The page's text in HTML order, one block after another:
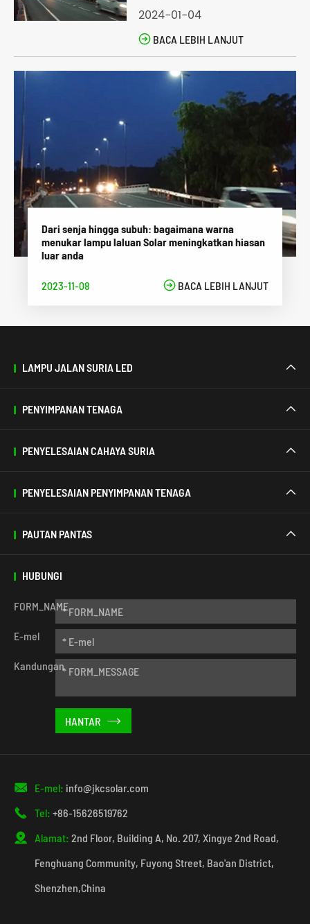
2024-01-04
BACA LEBIH LANJUT
Dari senja hingga subuh: bagaimana warna
menukar lampu laluan Solar meningkatkan hiasan
luar anda
2023-11-08  BACA LEBIH LANJUT
LAMPU JALAN SURIA LED 
PENYIMPANAN TENAGA 
PENYELESAIAN CAHAYA SURIA 
PENYELESAIAN PENYIMPANAN TENAGA 
PAUTAN PANTAS 
HUBUNGI
FORM_NAME
E-mel
Kandungan

 E-mel: info@jkcsolar.com
 Tel: +86-15626519762
 Alamat: 2nd Floor, Building A, No. 207, Xingye 2nd Road,
Fenghuang Community, Fuyong Street, Bao'an District,
Shenzhen,China